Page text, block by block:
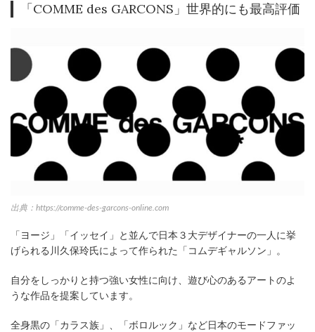
「COMME des GARCONS」世界的にも最高評価
出典：https://comme-des-garcons-online.com
「ヨージ」「イッセイ」と並んで日本３大デザイナーの一人に挙
げられる川久保玲氏によって作られた「コムデギャルソン」。
自分をしっかりと持つ強い女性に向け、遊び心のあるアートのよ
うな作品を提案しています。
全身黒の「カラス族」、「ボロルック」など日本のモードファッ